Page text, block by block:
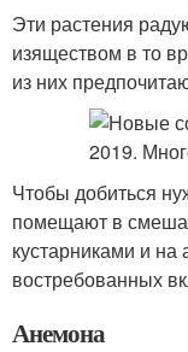
Эти растения
изяществом в то
из них
Чтобы добиться
помещают в
кустарниками и
востребованных
Анемона